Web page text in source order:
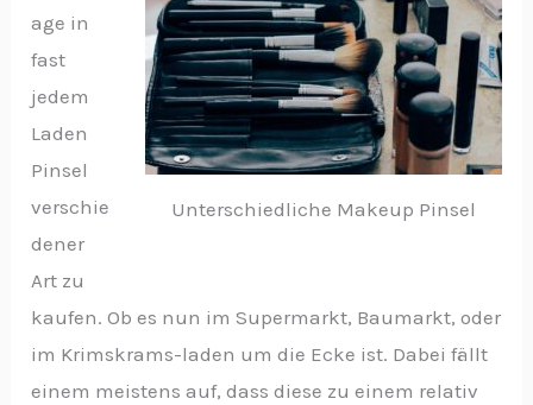
Unterschiedliche Makeup Pinsel
age in
fast
jedem
Laden
Pinsel
verschie
dener
Art zu
kaufen. Ob es nun im Supermarkt, Baumarkt, oder
im Krimskrams-laden um die Ecke ist. Dabei fällt
einem meistens auf, dass diese zu einem relativ